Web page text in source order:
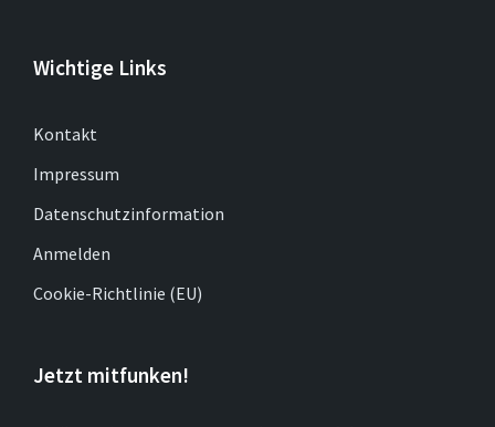
Wichtige Links
Kontakt
Impressum
Datenschutzinformation
Anmelden
Cookie-Richtlinie (EU)
Jetzt mitfunken!